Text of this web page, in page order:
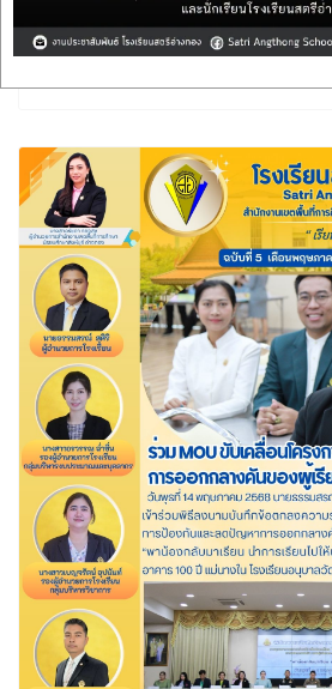
Webmaster 30 กรกฎาคม 2568